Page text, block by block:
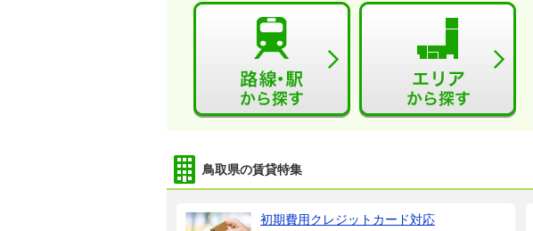
鳥取県の賃貸特集
初期費用クレジットカード対応